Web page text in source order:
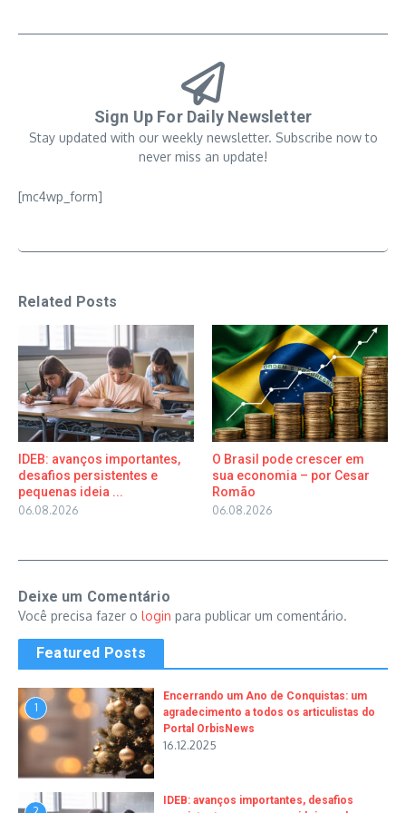
Sign Up For Daily Newsletter
Stay updated with our weekly newsletter. Subscribe now to
never miss an update!
[mc4wp_form]
Related Posts
IDEB: avanços importantes,
desafios persistentes e
pequenas ideia ...
06.08.2026
O Brasil pode crescer em
sua economia – por Cesar
Romão
06.08.2026
Deixe um Comentário
Você precisa fazer o login para publicar um comentário.
Featured Posts
1
Encerrando um Ano de Conquistas: um
agradecimento a todos os articulistas do
Portal OrbisNews
16.12.2025
IDEB: avanços importantes, desafios